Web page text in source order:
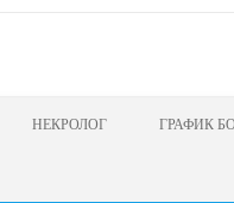
НЕКРОЛОГ ГРАФИК